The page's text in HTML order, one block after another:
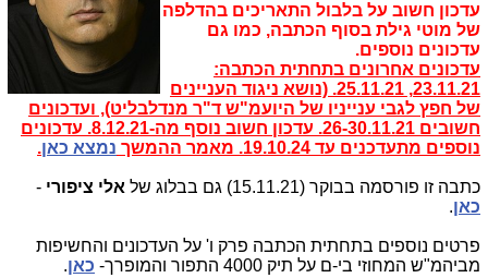
עדכון חשוב על בלבול התאריכים בהדלפה
של מוטי גילת בסוף הכתבה, כמו גם
עדכונים נוספים.
עדכונים אחרונים בתחתית הכתבה:
23.11.21, 25.11.21. (נושא ניגוד העניינים
של חפץ לגבי ענייניו של היועמ"ש ד"ר מנדלבליט), ועדכונים
חשובים 26-30.11.21. עדכון חשוב נוסף מה-8.12.21. עדכונים
נוספים מתעדכנים עד 19.10.24. מאמר ההמשך
נמצא כאן.
כתבה זו פורסמה בבוקר (15.11.21) גם בבלוג של אלי ציפורי -
כאן.
פרטים נוספים בתחתית הכתבה פרק ו' על העדכונים והחשיפות
מביהמ"ש המחוזי בי-ם על תיק 4000 התפור והמופרך-
כאן.